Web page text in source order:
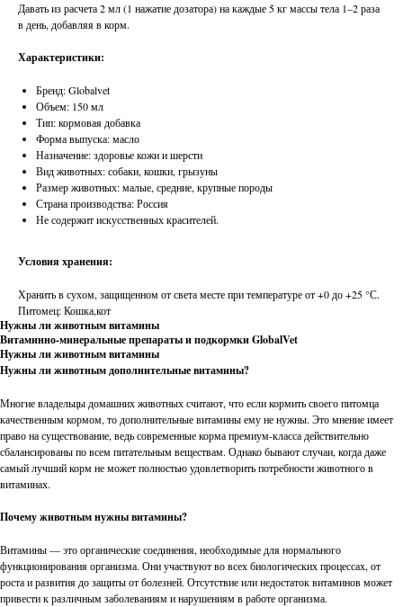
Давать из расчета 2 мл (1 нажатие дозатора) на каждые 5 кг массы тела 1–2 раза
в день, добавляя в корм.
Характеристики:
Бренд: Globalvet
Объем: 150 мл
Тип: кормовая добавка
Форма выпуска: масло
Назначение: здоровье кожи и шерсти
Вид животных: собаки, кошки, грызуны
Размер животных: малые, средние, крупные породы
Страна производства: Россия
Не содержит искусственных красителей.
Условия хранения:
Хранить в сухом, защищенном от света месте при температуре от +0 до +25 °С.
Питомец: Кошка,кот
Нужны ли животным витамины
Витаминно-минеральные препараты и подкормки GlobalVet
Нужны ли животным витамины
Нужны ли животным дополнительные витамины?
Многие владельцы домашних животных считают, что если кормить своего питомца
качественным кормом, то дополнительные витамины ему не нужны. Это мнение имеет
право на существование, ведь современные корма премиум-класса действительно
сбалансированы по всем питательным веществам. Однако бывают случаи, когда даже
самый лучший корм не может полностью удовлетворить потребности животного в
витаминах.
Почему животным нужны витамины?
Витамины — это органические соединения, необходимые для нормального
функционирования организма. Они участвуют во всех биологических процессах, от
роста и развития до защиты от болезней. Отсутствие или недостаток витаминов может
привести к различным заболеваниям и нарушениям в работе организма.